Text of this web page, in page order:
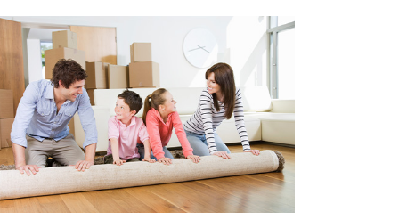
bij de gemeente
jaar, afhankelijk van
van toepassing